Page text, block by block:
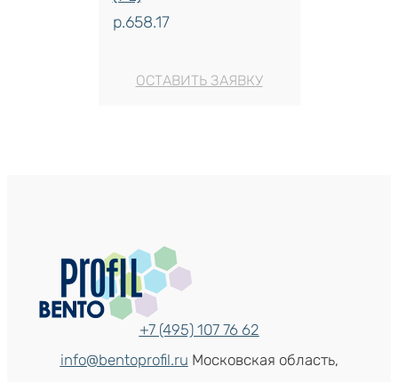
р.658.17
ОСТАВИТЬ ЗАЯВКУ
+7 (495) 107 76 62
info@bentoprofil.ru Московская область,